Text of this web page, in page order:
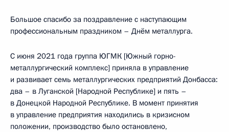
Большое спасибо за поздравление с наступающим
профессиональным праздником – Днём металлурга.
С июня 2021 года группа ЮГМК [Южный горно-
металлургический комплекс] приняла в управление
и развивает семь металлургических предприятий Донбасса:
два – в Луганской [Народной Республике] и пять –
в Донецкой Народной Республике. В момент принятия
в управление предприятия находились в кризисном
положении, производство было остановлено,